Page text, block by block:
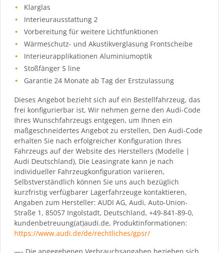
Klarglas
Interieurausstattung 2
Vorbereitung für weitere Lichtfunktionen
Wärmeschutz- und Akustikverglasung Frontscheibe
Interieurapplikationen Aluminiumoptik
Stoßfänger S line
Garantie 24 Monate ab Tag der Erstzulassung
Dieses Angebot bezieht sich auf ein Bestellfahrzeug, das
frei konfigurierbar ist, Wir nehmen gerne den Audi-Code
Ihres Wunschfahrzeugs entgegen, um Ihnen ein
maßgeschneidertes Angebot zu erstellen, Den Audi-Code
erhalten Sie nach erfolgreicher Konfiguration Ihres
Fahrzeugs auf der Website des Herstellers (Modelle |
Audi Deutschland), Die Leasingrate kann je nach
individueller Fahrzeugkonfiguration variieren,
Selbstverständlich können Sie uns auch bezüglich
kurzfristig verfügbarer Lagerfahrzeuge kontaktieren,
Angaben zum Hersteller: AUDI AG, Audi, Auto-Union-
Straße 1, 85057 Ingolstadt, Deutschland, +49-841-89-0,
kundenbetreuung(at)audi.de, Produktinformationen:
https://www.audi.de/de/rechtliches/gpsr/
—- Die angegebenen Verbrauchsangaben beziehen sich